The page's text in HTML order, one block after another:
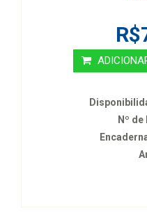
Nº de